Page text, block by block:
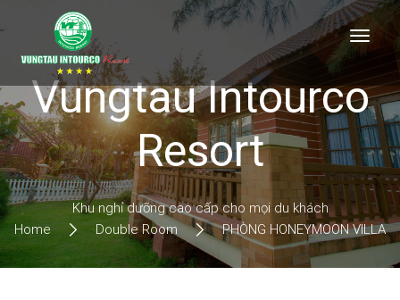
Vungtau Intourco
Resort
Khu nghỉ dưỡng cao cấp cho mọi du khách
Home
Double Room PHÒNG HONEYMOON VILLA